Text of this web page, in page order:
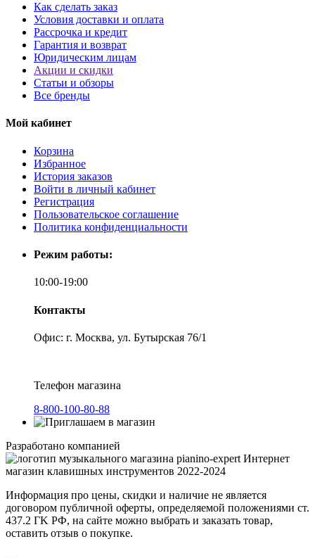
Как сделать заказ
Условия доставки и оплата
Рассрочка и кредит
Гарантия и возврат
Юридическим лицам
Акции и скидки
Статьи и обзоры
Все бренды
Мой кабинет
Корзина
Избранное
История заказов
Войти в личный кабинет
Регистрация
Пользовательское соглашение
Политика конфиденциальности
Режим работы:
10:00-19:00
Контакты
Офис: г. Москва, ул. Бутырская 76/1
Телефон магазина
8-800-100-80-88
Разработано компанией
Интернет
магазин клавишных инструментов 2022-2024
Информация про цены, скидки и наличие не является
договором публичной оферты, определяемой положениями ст.
437.2 ГK РФ, на сайте можно выбрать и заказать товар,
оставить отзыв о покупке.